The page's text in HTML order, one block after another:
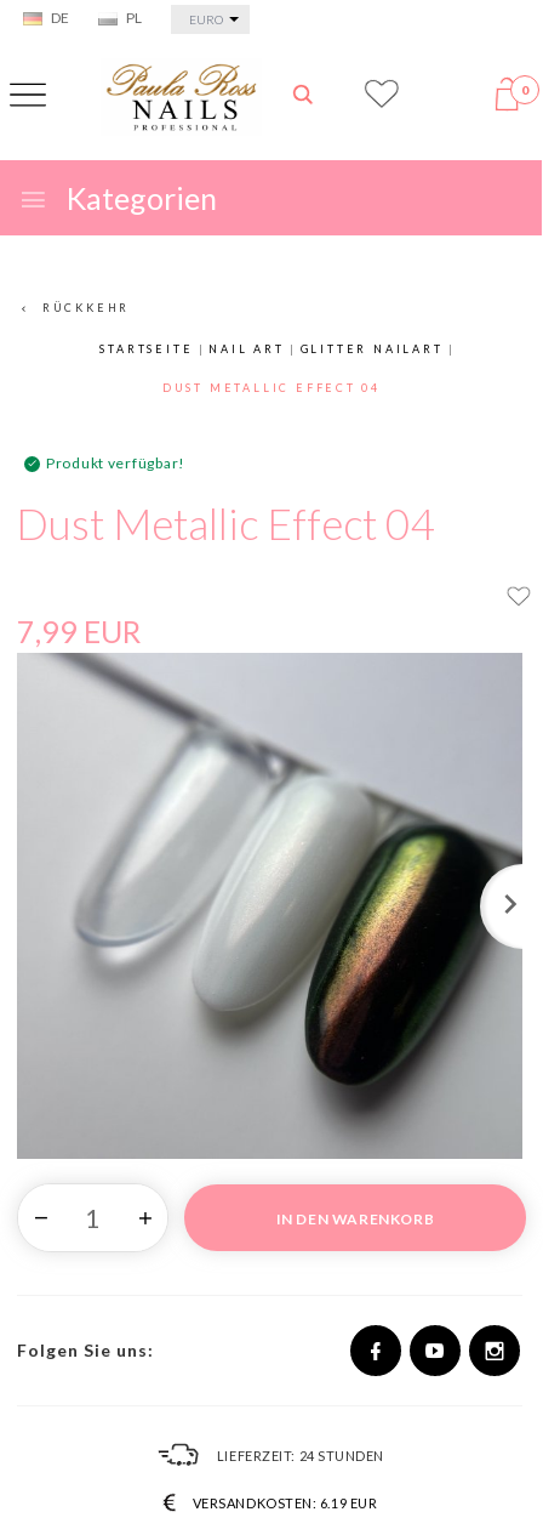
DE PL currency_h
EURO
0
Kategorien
RÜCKKEHR
STARTSEITE NAIL ART GLITTER NAILART
DUST METALLIC EFFECT 04
Produkt verfügbar!
Dust Metallic Effect 04
7,99 EUR
IN DEN WARENKORB
Folgen Sie uns:
LIEFERZEIT: 24 STUNDEN
VERSANDKOSTEN: 6.19 EUR